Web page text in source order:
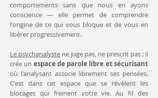
comportements sans que nous en ayons
conscience — elle permet de comprendre
l'origine de ce qui vous bloque et de vous en
libérer progressivement.
Le psychanalyste ne juge pas, ne prescrit pas : il
crée un espace de parole libre et sécurisant
où l'analysant associe librement ses pensées.
C'est dans cet espace que se révèlent les
blocages qui freinent votre vie. Au fil des